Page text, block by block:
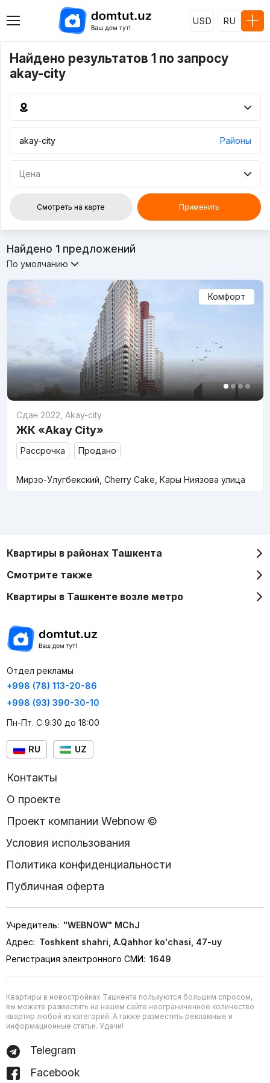
USD RU
Найдено результатов 1 по запросу
akay-city
Районы
Цена
Смотреть на карте Применить
Найдено 1предложений
По умолчанию
Комфорт
Сдан 2022 Akay-city
ЖК «Akay City»
Рассрочка Продано
Мирзо-Улугбекский, Cherry Cake, Кары Ниязова улица
Квартиры в районах Ташкента
Смотрите также
Квартиры в Ташкенте возле метро
Отдел рекламы
+998 (78) 113-20-86
+998 (93) 390-30-10
Пн-Пт. С 9:30 до 18:00
RU UZ
Контакты
О проекте
Проект компании Webnow ©
Условия использования
Политика конфиденциальности
Публичная оферта
Учредитель: "WEBNOW" MChJ
Адрес: Toshkent shahri, A.Qahhor ko'chasi, 47-uy
Регистрация электронного СМИ: 1649
Квартиры в новостройках Ташкента пользуются большим спросом,
вы можете разместить на нашем сайте неограниченное количество
квартир любой из категорий. А также разместить рекламные и
информационные статьи. Удачи!
Telegram
Facebook